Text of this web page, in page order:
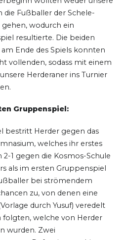
Fußballer der Schele-
gehen, wodurch ein
resultierte. Die beiden
Ende des Spiels konnten
vollenden, sodass mit einem
Herderaner ins Turnier
Gruppenspiel:
bestritt Herder gegen das
welches ihr erstes
1 gegen die Kosmos-Schule
als im ersten Gruppenspiel
bei strömendem
zu, von denen eine
durch Yusuf) veredelt
folgten, welche von Herder
wurden. Zwei